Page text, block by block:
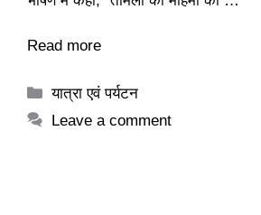
Read more
Categories
यात्रा एवं पर्यटन
Leave a comment